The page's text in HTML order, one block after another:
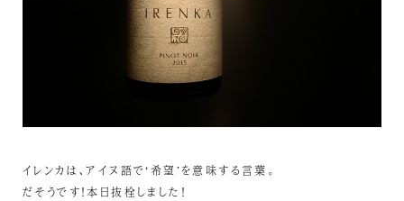
イレンカは、アイヌ語で‘希望’を意味する言葉。
だそうです！本日抜栓しました！